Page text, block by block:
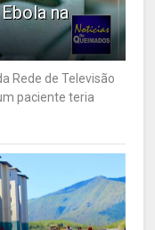
na
Rede de Televisão
paciente teria